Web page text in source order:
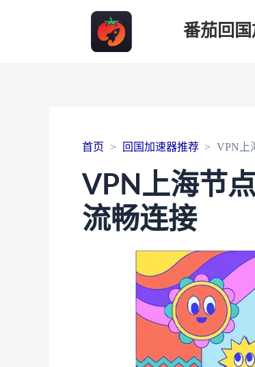
番茄回
首页 回国加速器推荐 VPN上
VPN上海节
流畅连接